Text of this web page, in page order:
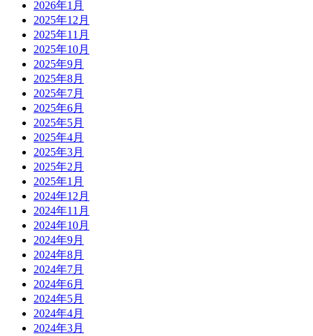
2026年1月
2025年12月
2025年11月
2025年10月
2025年9月
2025年8月
2025年7月
2025年6月
2025年5月
2025年4月
2025年3月
2025年2月
2025年1月
2024年12月
2024年11月
2024年10月
2024年9月
2024年8月
2024年7月
2024年6月
2024年5月
2024年4月
2024年3月